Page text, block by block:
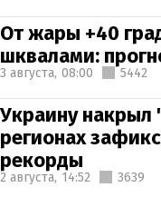
От жары +40
шквалами:
3 августа, 08:00 5442
Украину накрыл
регионах
рекорды
2 августа, 14:52 3639